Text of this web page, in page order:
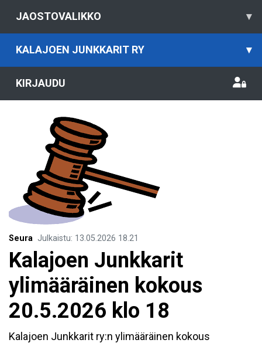
JAOSTOVALIKKO ▾
KALAJOEN JUNKKARIT RY ▾
KIRJAUDU
Seura Julkaistu: 13.05.2026 18.21
Kalajoen Junkkarit
ylimääräinen kokous
20.5.2026 klo 18
Kalajoen Junkkarit ry:n ylimääräinen kokous